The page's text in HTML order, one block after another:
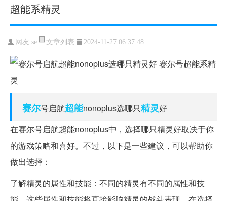
超能系精灵
网友:se 文章列表 2024-11-27 06:37:48
赛尔号启航超能nonoplus选哪只精灵好
在赛尔号启航超能nonoplus中，选择哪只精灵好取决于你
的游戏策略和喜好。不过，以下是一些建议，可以帮助你
做出选择：
了解精灵的属性和技能：不同的精灵有不同的属性和技